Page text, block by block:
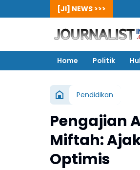
[JI] NEWS >>>
Home
Politik
Pendidikan
Pengajian
Miftah:
Optimis